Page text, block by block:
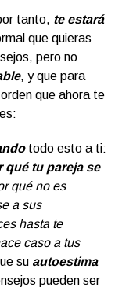
tanto, te estará
que quieras
pero no
, y que para
que ahora te
todo esto a ti:
qué tu pareja se
qué no es
a sus
hasta te
caso a tus
su autoestima
pueden ser